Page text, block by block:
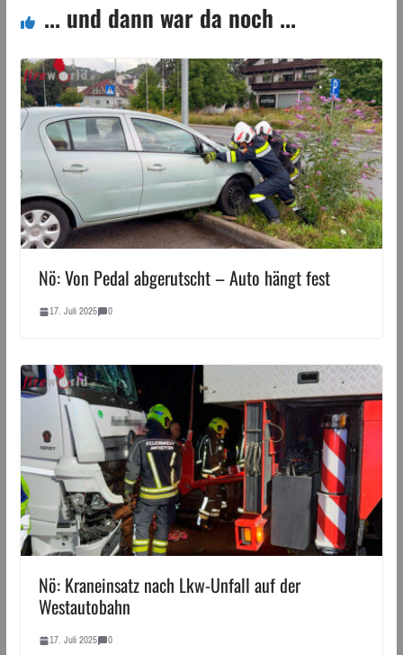
... und dann war da noch ...
Nö: Von Pedal abgerutscht – Auto hängt fest
17. Juli 2025 0
Nö: Kraneinsatz nach Lkw-Unfall auf der
Westautobahn
17. Juli 2025 0